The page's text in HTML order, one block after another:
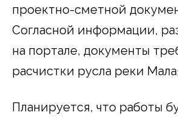
проектно-сметной
Согласной информации,
на портале, документы
расчистки русла реки
Планируется, что работы